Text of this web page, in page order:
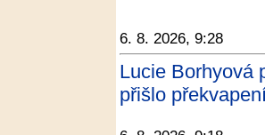
6. 8. 2026, 9:28
Lucie Borhyová
přišlo